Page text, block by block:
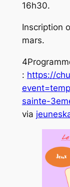
16h30.
Inscription
mars.
: https://
sainte-
via